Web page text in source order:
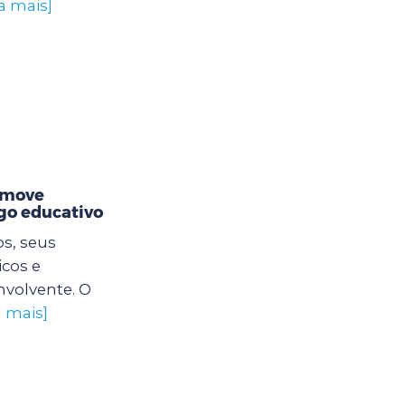
mais]
educativo
seus
e
O
mais]